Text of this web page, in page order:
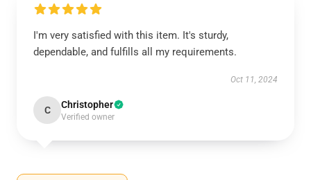
I'm very satisfied with this item. It's sturdy,
dependable, and fulfills all my requirements.
Oct 11, 2024
C Christopher
Verified owner